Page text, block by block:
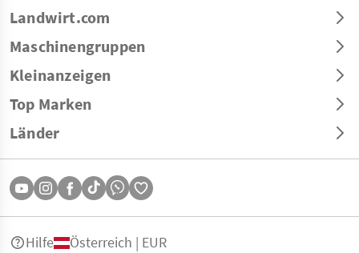
Landwirt.com
Maschinengruppen
Kleinanzeigen
Top Marken
Länder
Hilfe Österreich | EUR